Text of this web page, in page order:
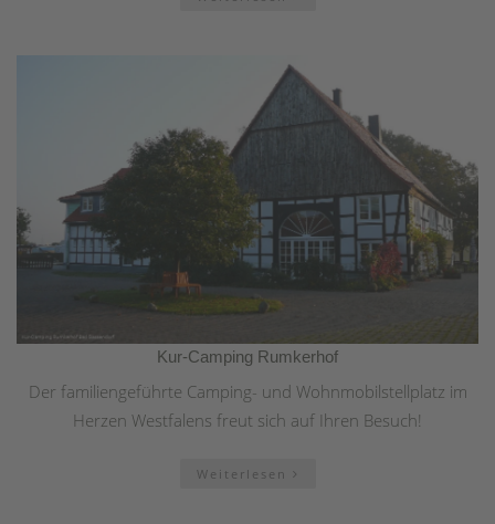
Kur-Camping Rumkerhof
Der familiengeführte Camping- und Wohnmobilstellplatz im
Herzen Westfalens freut sich auf Ihren Besuch!
Weiterlesen